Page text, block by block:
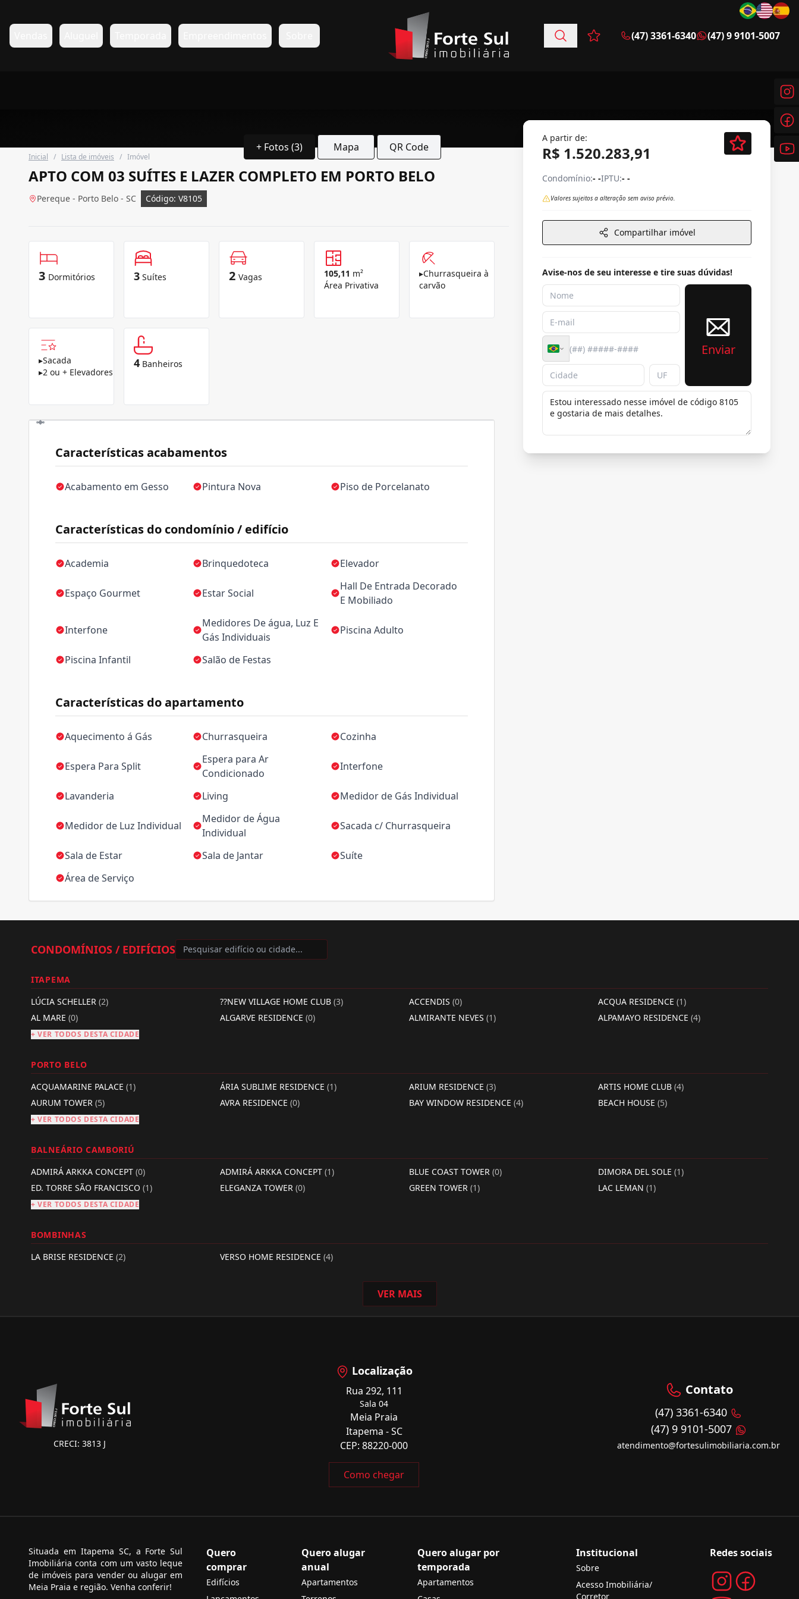
Favoritos (0 itens)
(47) 3361-6340 (47) 9 9101-5007
+ Fotos (3) Mapa QR Code
Inicial / Lista de imóveis / Imóvel
APTO COM 03 SUÍTES E LAZER COMPLETO EM PORTO BELO
Pereque - Porto Belo - SC Código: V8105
3 Dormitórios 3 Suítes 2 Vagas 105,11 m²
Área Privativa
▸Churrasqueira à
carvão
▸Sacada
▸2 ou + Elevadores
4 Banheiros
Características acabamentos
Acabamento em Gesso Pintura Nova Piso de Porcelanato
Características do condomínio / edifício
Academia Brinquedoteca Elevador
Espaço Gourmet Estar Social
Hall De Entrada Decorado
E Mobiliado
Interfone
Medidores De água, Luz E
Gás Individuais
Piscina Adulto
Piscina Infantil Salão de Festas
Características do apartamento
Aquecimento á Gás Churrasqueira Cozinha
Espera Para Split
Espera para Ar
Condicionado
Interfone
Lavanderia Living Medidor de Gás Individual
Medidor de Luz Individual
Medidor de Água
Individual
Sacada c/ Churrasqueira
Sala de Estar Sala de Jantar
Suíte
Área de Serviço
A partir de:
R$ 1.520.283,91
Condomínio:- -IPTU:- -
Valores sujeitos a alteração sem aviso prévio.
Compartilhar imóvel
Avise-nos de seu interesse e tire suas dúvidas!
Enviar
CONDOMÍNIOS / EDIFÍCIOS
ITAPEMA
LÚCIA SCHELLER (2) ??NEW VILLAGE HOME CLUB (3) ACCENDIS (0) ACQUA RESIDENCE (1)
AL MARE (0) ALGARVE RESIDENCE (0) ALMIRANTE NEVES (1) ALPAMAYO RESIDENCE (4)
+ VER TODOS DESTA CIDADE
PORTO BELO
ACQUAMARINE PALACE (1) ÁRIA SUBLIME RESIDENCE (1) ARIUM RESIDENCE (3) ARTIS HOME CLUB (4)
AURUM TOWER (5) AVRA RESIDENCE (0) BAY WINDOW RESIDENCE (4) BEACH HOUSE (5)
+ VER TODOS DESTA CIDADE
BALNEÁRIO CAMBORIÚ
ADMIRÁ ARKKA CONCEPT (0) ADMIRÁ ARKKA CONCEPT (1) BLUE COAST TOWER (0) DIMORA DEL SOLE (1)
ED. TORRE SÃO FRANCISCO (1) ELEGANZA TOWER (0) GREEN TOWER (1) LAC LEMAN (1)
+ VER TODOS DESTA CIDADE
BOMBINHAS
LA BRISE RESIDENCE (2) VERSO HOME RESIDENCE (4)
VER MAIS
CRECI: 3813 J
Localização
Rua 292, 111
Sala 04
Meia Praia
Itapema - SC
CEP: 88220-000
Como chegar
Contato
(47) 3361-6340
(47) 9 9101-5007
atendimento@fortesulimobiliaria.com.br
Situada em Itapema SC, a Forte Sul
Imobiliária conta com um vasto leque
de imóveis para vender ou alugar em
Meia Praia e região. Venha conferir!
Quero
comprar
Edifícios
Quero alugar
anual
Apartamentos
Quero alugar por
temporada
Apartamentos
Institucional
Sobre
Acesso Imobiliária/
Corretor
Redes sociais